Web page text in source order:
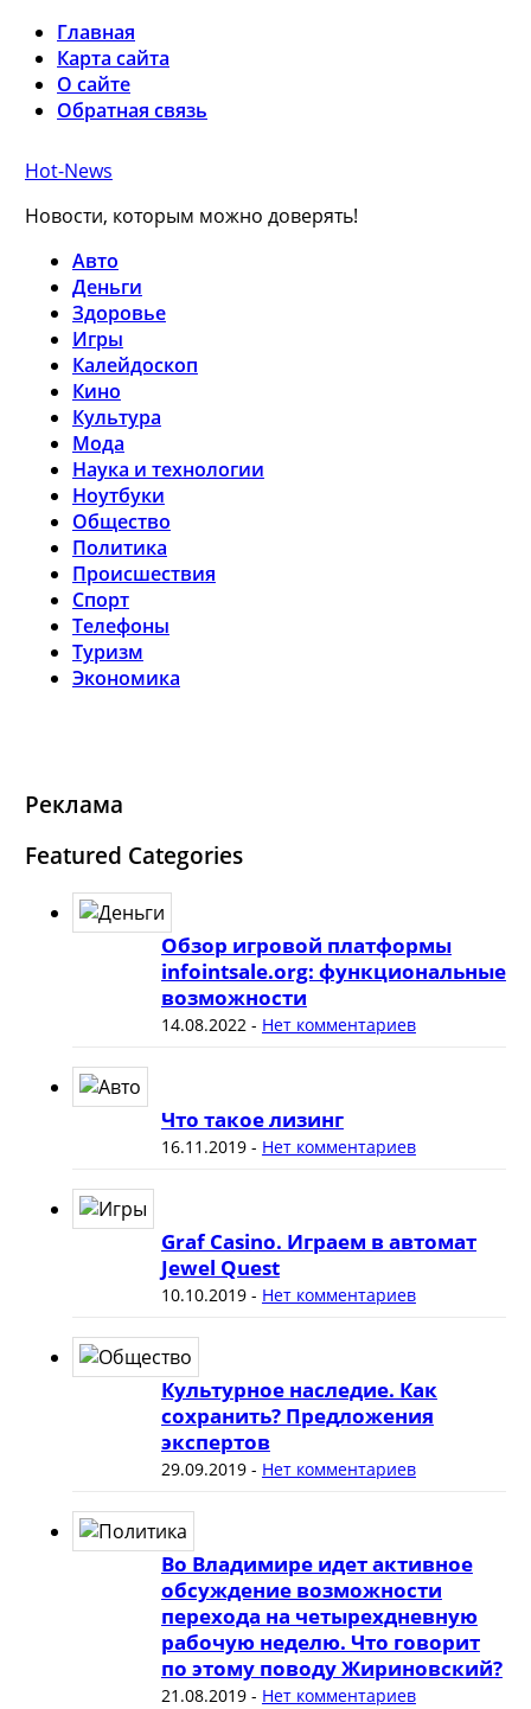
Главная
Карта сайта
О сайте
Обратная связь
Hot-News
Новости, которым можно доверять!
Авто
Деньги
Здоровье
Игры
Калейдоскоп
Кино
Культура
Мода
Наука и технологии
Ноутбуки
Общество
Политика
Происшествия
Спорт
Телефоны
Туризм
Экономика
Реклама
Featured Categories
Обзор игровой платформы
infointsale.org: функциональные
возможности
14.08.2022- Нет комментариев
Что такое лизинг
16.11.2019- Нет комментариев
Graf Casino. Играем в автомат
Jewel Quest
10.10.2019- Нет комментариев
Культурное наследие. Как
сохранить? Предложения
экспертов
29.09.2019- Нет комментариев
Во Владимире идет активное
обсуждение возможности
перехода на четырехдневную
рабочую неделю. Что говорит
по этому поводу Жириновский?
21.08.2019- Нет комментариев